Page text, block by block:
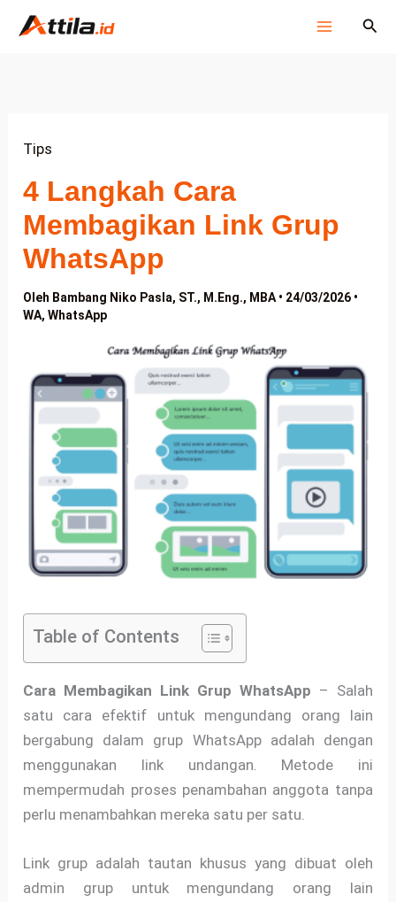
Lewati
Cari
Tips
4 Langkah Cara
Membagikan Link Grup
WhatsApp
Oleh Bambang Niko Pasla, ST., M.Eng., MBA • 24/03/2026 •
WA,WhatsApp
Table of Contents
Cara Membagikan Link Grup WhatsApp – Salah
satu cara efektif untuk mengundang orang lain
bergabung dalam grup WhatsApp adalah dengan
menggunakan link undangan. Metode ini
mempermudah proses penambahan anggota tanpa
perlu menambahkan mereka satu per satu.
Link grup adalah tautan khusus yang dibuat oleh
admin grup untuk mengundang orang lain